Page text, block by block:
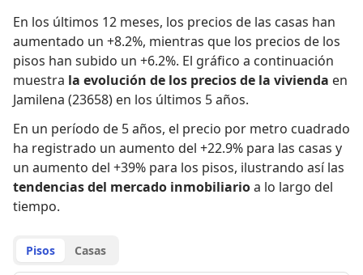
En los últimos 12 meses, los precios de las casas han
aumentado un +8.2%, mientras que los precios de los
pisos han subido un +6.2%. El gráfico a continuación
muestra la evolución de los precios de la vivienda en
Jamilena (23658) en los últimos 5 años.
En un período de 5 años, el precio por metro cuadrado
ha registrado un aumento del +22.9% para las casas y
un aumento del +39% para los pisos, ilustrando así las
tendencias del mercado inmobiliarioa lo largo del
tiempo.
Pisos Casas